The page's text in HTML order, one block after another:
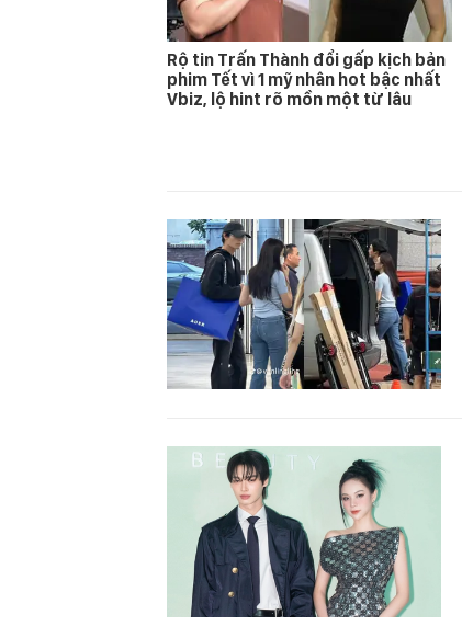
Rộ tin Trấn Thành đổi gấp kịch bản
phim Tết vì 1 mỹ nhân hot bậc nhất
Vbiz, lộ hint rõ mồn một từ lâu